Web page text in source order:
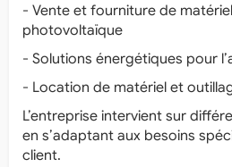
- Vente et fourniture de
photovoltaïque
- Solutions énergétiques pour
- Location de matériel et
L’entreprise intervient sur
en s’adaptant aux besoins
client.